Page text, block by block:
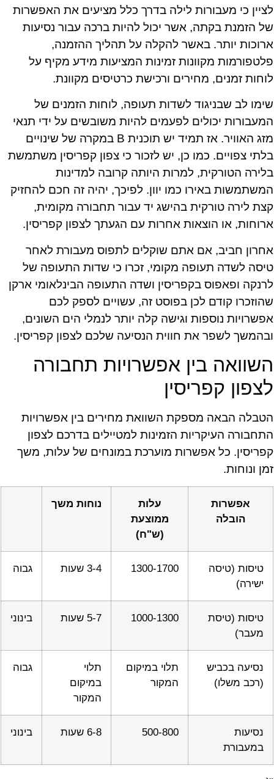
לציין כי מעבורות לילה בדרך כלל מציעים את האפשרות
של הזמנת בקתה, אשר יכול להיות ברכה עבור נסיעות
ארוכות יותר. באשר להקלה על תהליך ההזמנה,
פלטפורמות מקוונות זמינות המציעות מידע מקיף על
לוחות זמנים, מחירים ורכישת כרטיסים מקוונת.
שימו לב שבניגוד לשדות תעופה, לוחות הזמנים של
המעבורות יכולים לפעמים להיות משובשים על ידי תנאי
מזג האוויר. אז תמיד יש תוכנית B במקרה של שינויים
בלתי צפויים. כמו כן, יש לזכור כי צפון קפריסין משתמשת
בלירה הטורקית, למרות היותה קרובה למדינות
המשתמשות באירו כמו יוון. לפיכך, יהיה זה חכם להחזיק
קצת לירה טורקית בהישג יד עבור תחבורה מקומית,
ארוחות, או הוצאות אחרות עם הגעתך לצפון קפריסין.
אחרון חביב, אם אתם שוקלים לתפוס מעבורת לאחר
טיסה לשדה תעופה מקומי, זכרו כי שדות התעופה של
לרנקה ופאפוס בקפריסין ושדה התעופה הבינלאומי ארקן
שהוזכרו קודם לכן בפוסט זה, עשויים לספק לכם
אפשרויות נוספות וגישה קלה יותר לנמלי הים השונים,
ובהמשך לשפר את חווית הנסיעה שלכם לצפון קפריסין.
השוואה בין אפשרויות תחבורה
לצפון קפריסין
הטבלה הבאה מספקת השוואת מחירים בין אפשרויות
התחבורה העיקריות הזמינות למטיילים בדרכם לצפון
קפריסין. כל אפשרות מוערכת במונחים של עלות, משך
זמן ונוחות.
אפשרות
הובלה
עלות
ממוצעת
(ש"ח)
נוחות משך
טיסות (טיסה
ישירה)
1300-1700 3-4 שעות גבוה
טיסות (טיסת
מעבר)
1000-1300 5-7 שעות בינוני
נסיעה בכביש
(רכב משלו)
תלוי במיקום
המקור
תלוי
במיקום
המקור
גבוה
נסיעות
במעבורת
500-800 6-8 שעות בינוני